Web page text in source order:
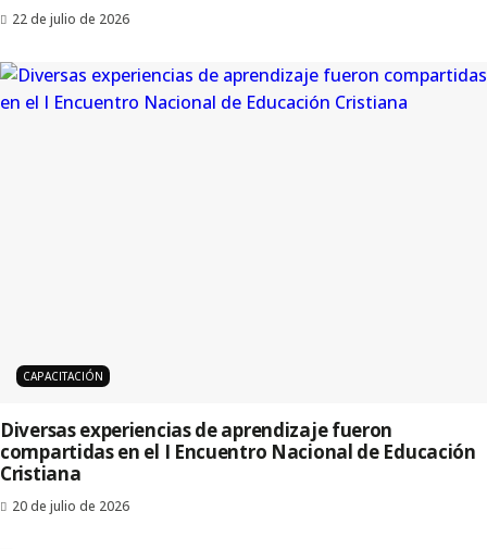
22 de julio de 2026
CAPACITACIÓN
Diversas experiencias de aprendizaje fueron
compartidas en el I Encuentro Nacional de Educación
Cristiana
20 de julio de 2026